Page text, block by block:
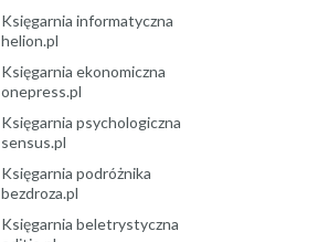
Księgarnia informatyczna
helion.pl
Księgarnia ekonomiczna
onepress.pl
Księgarnia psychologiczna
sensus.pl
Księgarnia podróżnika
bezdroza.pl
Księgarnia beletrystyczna